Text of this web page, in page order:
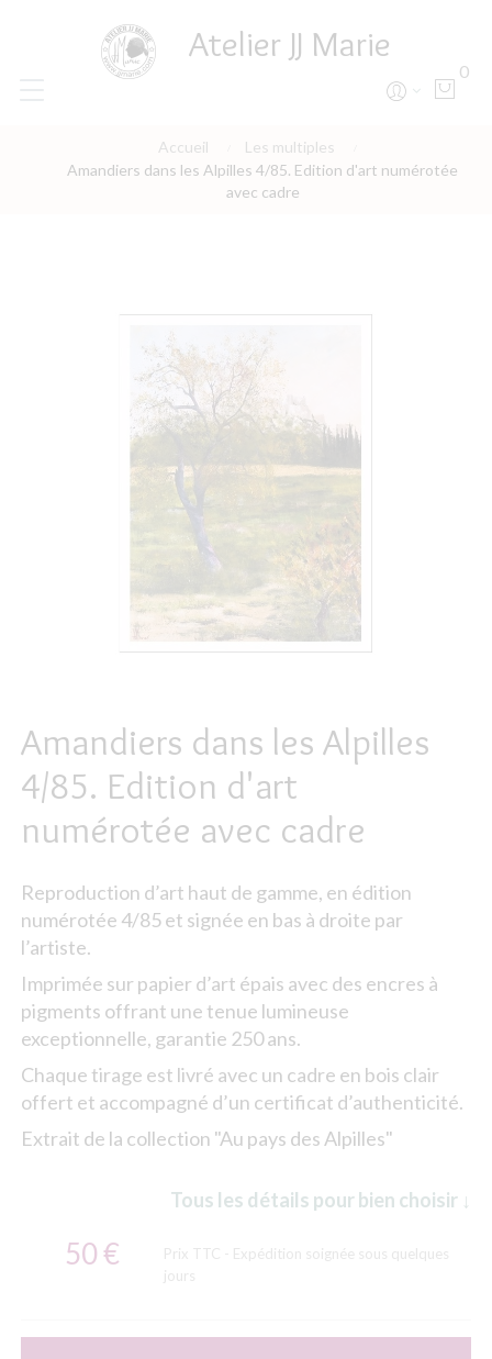
Atelier JJ Marie
0
Accueil
Les multiples
Amandiers dans les Alpilles 4/85. Edition d'art numérotée
avec cadre
Amandiers dans les Alpilles
4/85. Edition d'art
numérotée avec cadre
Reproduction d’art haut de gamme, en édition
numérotée 4/85 et signée en bas à droite par
l’artiste.
Imprimée sur papier d’art épais avec des encres à
pigments offrant une tenue lumineuse
exceptionnelle, garantie 250 ans.
Chaque tirage est livré avec un cadre en bois clair
offert et accompagné d’un certificat d’authenticité.
Extrait de la collection "Au pays des Alpilles"
Tous les détails pour bien choisir ↓
50 € Prix TTC
- Expédition soignée sous quelques
jours